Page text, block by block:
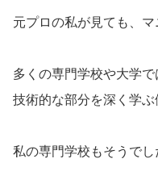
元プロの私が見ても、マ
多くの専門学校や大学
技術的な部分を深く学ぶ
私の専門学校もそうでし